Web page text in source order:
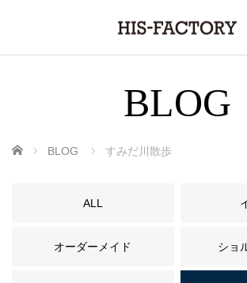
BLOG
ホーム BLOG すみだ川散歩
ALL
オーダーメイド ショ